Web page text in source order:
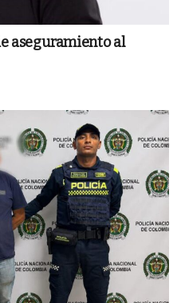
aseguramiento al